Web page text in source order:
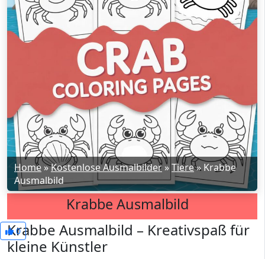
Home»Kostenlose Ausmalbilder»Tiere» Krabbe
Ausmalbild
Krabbe Ausmalbild
0
Krabbe Ausmalbild – Kreativspaß für
kleine Künstler